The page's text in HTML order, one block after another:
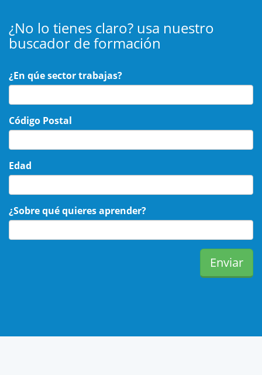
¿No lo tienes claro? usa nuestro
buscador de formación
¿En qúe sector trabajas?
Código Postal
Edad
¿Sobre qué quieres aprender?